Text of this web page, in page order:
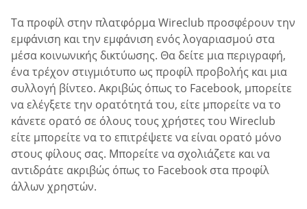
Τα προφίλ στην πλατφόρμα Wireclub προσφέρουν την
εμφάνιση και την εμφάνιση ενός λογαριασμού στα
μέσα κοινωνικής δικτύωσης. Θα δείτε μια περιγραφή,
ένα τρέχον στιγμιότυπο ως προφίλ προβολής και μια
συλλογή βίντεο. Ακριβώς όπως το Facebook, μπορείτε
να ελέγξετε την ορατότητά του, είτε μπορείτε να το
κάνετε ορατό σε όλους τους χρήστες του Wireclub
είτε μπορείτε να το επιτρέψετε να είναι ορατό μόνο
στους φίλους σας. Μπορείτε να σχολιάζετε και να
αντιδράτε ακριβώς όπως το Facebook στα προφίλ
άλλων χρηστών.